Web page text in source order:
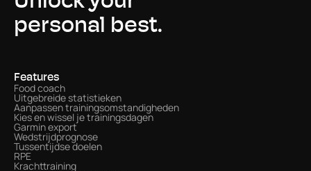
personal best.
Features
Food coach
Uitgebreide statistieken
Aanpassen trainingsomstandigheden
Kies en wissel je trainingsdagen
Garmin export
Wedstrijdprognose
Tussentijdse doelen
RPE
Krachttraining